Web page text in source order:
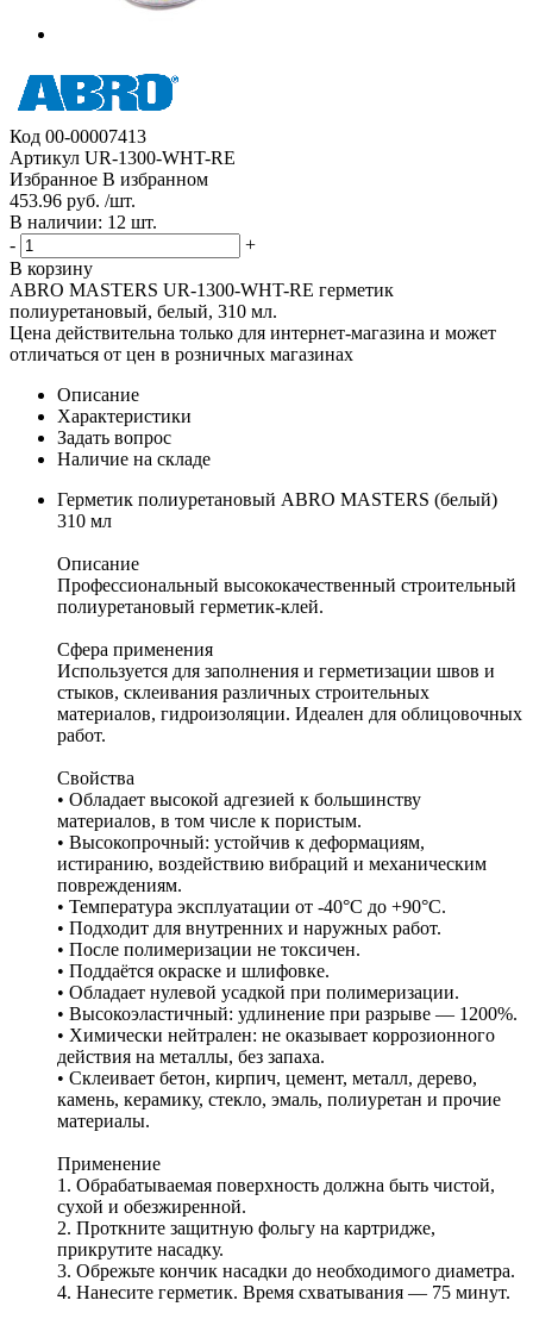
Код 00-00007413
Артикул UR-1300-WHT-RE
Избранное В избранном
453.96 руб. /шт.
В наличии: 12 шт.
-
+
В корзину
ABRO MASTERS UR-1300-WHT-RE герметик
полиуретановый, белый, 310 мл.
Цена действительна только для интернет-магазина и может
отличаться от цен в розничных магазинах
Описание
Характеристики
Задать вопрос
Наличие на складе
Герметик полиуретановый ABRO MASTERS (белый)
310 мл
Описание
Профессиональный высококачественный строительный
полиуретановый герметик-клей.
Сфера применения
Используется для заполнения и герметизации швов и
стыков, склеивания различных строительных
материалов, гидроизоляции. Идеален для облицовочных
работ.
Свойства
• Обладает высокой адгезией к большинству
материалов, в том числе к пористым.
• Высокопрочный: устойчив к деформациям,
истиранию, воздействию вибраций и механическим
повреждениям.
• Температура эксплуатации от -40°С до +90°С.
• Подходит для внутренних и наружных работ.
• После полимеризации не токсичен.
• Поддаётся окраске и шлифовке.
• Обладает нулевой усадкой при полимеризации.
• Высокоэластичный: удлинение при разрыве — 1200%.
• Химически нейтрален: не оказывает коррозионного
действия на металлы, без запаха.
• Склеивает бетон, кирпич, цемент, металл, дерево,
камень, керамику, стекло, эмаль, полиуретан и прочие
материалы.
Применение
1. Обрабатываемая поверхность должна быть чистой,
сухой и обезжиренной.
2. Проткните защитную фольгу на картридже,
прикрутите насадку.
3. Обрежьте кончик насадки до необходимого диаметра.
4. Нанесите герметик. Время схватывания — 75 минут.